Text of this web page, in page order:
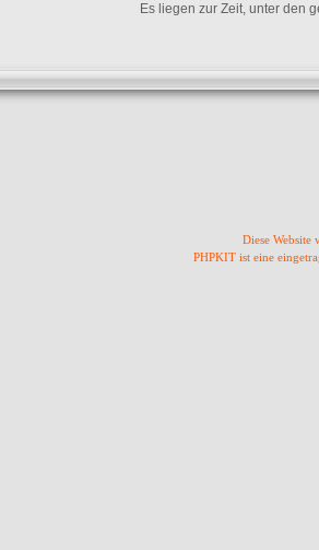
Es liegen zur Zeit, unter den
Diese Website
PHPKIT ist eine